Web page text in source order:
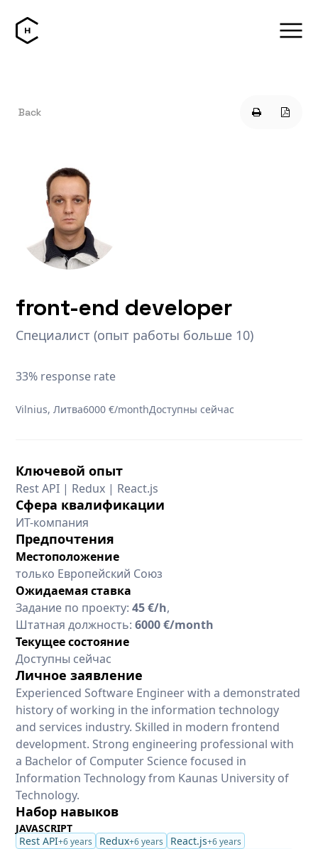
Back
front-end developer
Специалист (опыт работы больше 10)
33% response rate
Vilnius, Литва6000 €/monthДоступны сейчас
Ключевой опыт
Rest API | Redux | React.js
Сфера квалификации
ИТ-компания
Предпочтения
Местоположение
только Европейский Союз
Ожидаемая ставка
Задание по проекту:45 €/h,
Штатная должность:6000 €/month
Текущее состояние
Доступны сейчас
Личное заявление
Experienced Software Engineer with a demonstrated
history of working in the information technology
and services industry. Skilled in modern frontend
development. Strong engineering professional with
a Bachelor of Computer Science focused in
Information Technology from Kaunas University of
Technology.
Набор навыков
JAVASCRIPT
Rest API+6 years Redux+6 years React.js+6 years